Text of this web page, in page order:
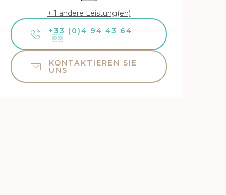
+ 1 andere Leistung(en)
+33 (0)4 94 43 64
▒▒
KONTAKTIEREN SIE
UNS